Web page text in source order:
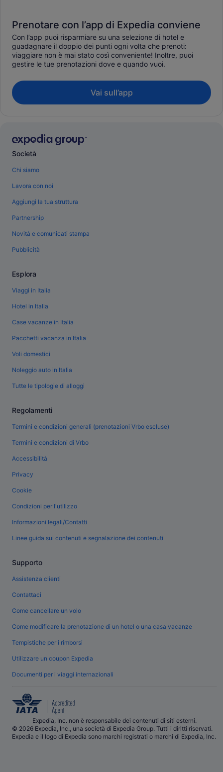
Prenotare con l’app di Expedia conviene
Con l’app puoi risparmiare su una selezione di hotel e
guadagnare il doppio dei punti ogni volta che prenoti:
viaggiare non è mai stato così conveniente! Inoltre, puoi
gestire le tue prenotazioni dove e quando vuoi.
Vai sull’app
Società
Chi siamo
Lavora con noi
Aggiungi la tua struttura
Partnership
Novità e comunicati stampa
Pubblicità
Esplora
Viaggi in Italia
Hotel in Italia
Case vacanze in Italia
Pacchetti vacanza in Italia
Voli domestici
Noleggio auto in Italia
Tutte le tipologie di alloggi
Regolamenti
Termini e condizioni generali (prenotazioni Vrbo escluse)
Termini e condizioni di Vrbo
Accessibilità
Privacy
Cookie
Condizioni per l'utilizzo
Informazioni legali/Contatti
Linee guida sui contenuti e segnalazione dei contenuti
Supporto
Assistenza clienti
Contattaci
Come cancellare un volo
Come modificare la prenotazione di un hotel o una casa vacanze
Tempistiche per i rimborsi
Utilizzare un coupon Expedia
Documenti per i viaggi internazionali
Expedia, Inc. non è responsabile dei contenuti di siti esterni.
© 2026 Expedia, Inc., una società di Expedia Group. Tutti i diritti riservati.
Expedia e il logo di Expedia sono marchi registrati o marchi di Expedia, Inc.